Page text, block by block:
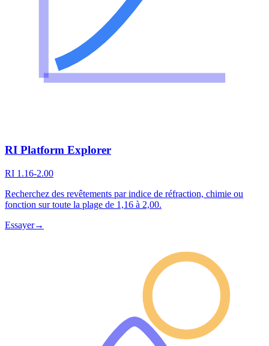
RI Platform Explorer
RI 1.16-2.00
Recherchez des revêtements par indice de réfraction, chimie ou
fonction sur toute la plage de 1,16 à 2,00.
Essayer→